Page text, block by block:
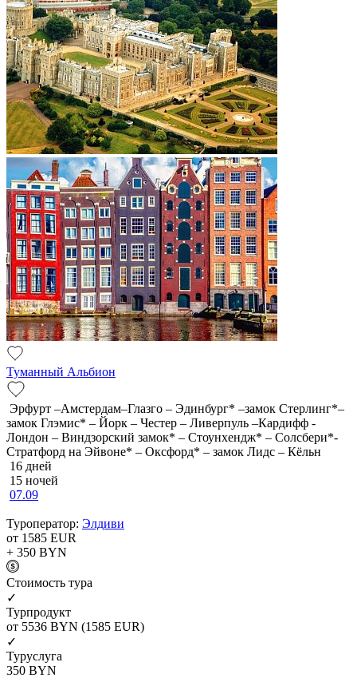
Туманный Альбион
Эрфурт –Амстердам–Глазго – Эдинбург* –замок Стерлинг*–
замок Глэмис* – Йорк – Честер – Ливерпуль –Кардифф -
Лондон – Виндзорский замок* – Стоунхендж* – Солсбери*-
Стратфорд на Эйвоне* – Оксфорд* – замок Лидс – Кёльн
16 дней
15 ночей
07.09
Туроператор: Элдиви
от 1585 EUR
+ 350 BYN
Cтоимость тура
✓
Турпродукт
от 5536 BYN (1585 EUR)
✓
Туруслуга
350 BYN